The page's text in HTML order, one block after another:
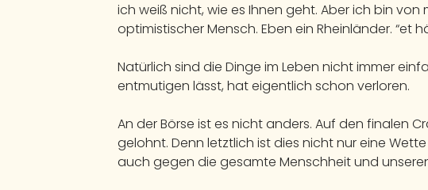
ich weiß nicht, wie es Ihnen geht. Aber ich bin von
optimistischer Mensch. Eben ein Rheinländer. “et
Natürlich sind die Dinge im Leben nicht immer
entmutigen lässt, hat eigentlich schon verloren.
An der Börse ist es nicht anders. Auf den finalen
gelohnt. Denn letztlich ist dies nicht nur eine
auch gegen die gesamte Menschheit und